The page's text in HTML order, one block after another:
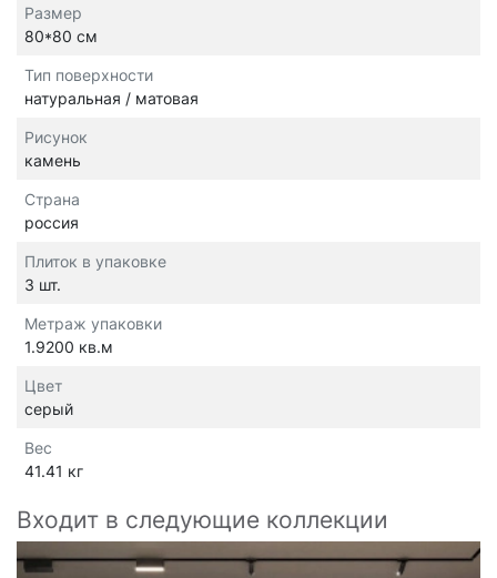
Размер
80*80 см
Тип поверхности
натуральная / матовая
Рисунок
камень
Страна
россия
Плиток в упаковке
3 шт.
Метраж упаковки
1.9200 кв.м
Цвет
серый
Вес
41.41 кг
Входит в следующие коллекции